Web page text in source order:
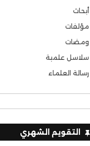
أبحاث
مؤلفات
ومضات
سلاسل علمية
رسالة العلماء
التقويم الشهري